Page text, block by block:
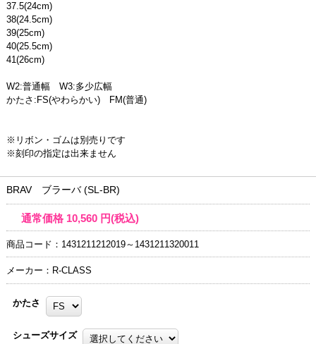
37.5(24cm)
38(24.5cm)
39(25cm)
40(25.5cm)
41(26cm)
W2:普通幅 W3:多少広幅
かたさ:FS(やわらかい) FM(普通)
※リボン・ゴムは別売りです
※刻印の指定は出来ません
BRAV ブラーバ (SL-BR)
通常価格 10,560円(税込)
商品コード：1431211212019～1431211320011
メーカー：R-CLASS
かたさ
シューズサイズ